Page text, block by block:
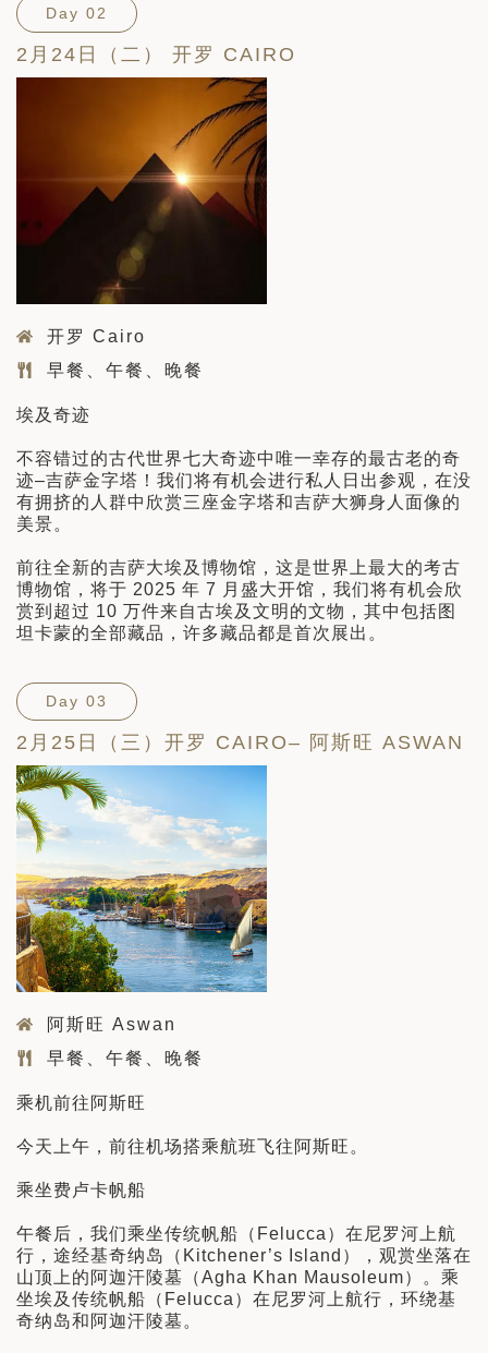
Day 02
2月24日（二） 开罗 CAIRO
开罗 Cairo
早餐、午餐、晚餐
埃及奇迹
不容错过的古代世界七大奇迹中唯一幸存的最古老的奇
迹–吉萨金字塔！我们将有机会进行私人日出参观，在没
有拥挤的人群中欣赏三座金字塔和吉萨大狮身人面像的
美景。
前往全新的吉萨大埃及博物馆，这是世界上最大的考古
博物馆，将于 2025 年 7 月盛大开馆，我们将有机会欣
赏到超过 10 万件来自古埃及文明的文物，其中包括图
坦卡蒙的全部藏品，许多藏品都是首次展出。
Day 03
2月25日（三）开罗 CAIRO– 阿斯旺 ASWAN
阿斯旺 Aswan
早餐、午餐、晚餐
乘机前往阿斯旺
今天上午，前往机场搭乘航班飞往阿斯旺。
乘坐费卢卡帆船
午餐后，我们乘坐传统帆船（Felucca）在尼罗河上航
行，途经基奇纳岛（Kitchener’s Island），观赏坐落在
山顶上的阿迦汗陵墓（Agha Khan Mausoleum）。乘
坐埃及传统帆船（Felucca）在尼罗河上航行，环绕基
奇纳岛和阿迦汗陵墓。